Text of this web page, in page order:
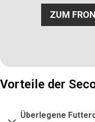
ZUM
Vorteile der
Überlegene